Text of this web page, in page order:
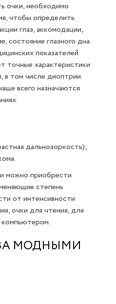
очки, необходимо
чтобы определить
глаз, аккомодации,
состояние глазного дна.
показателей
точные характеристики
в том числе диоптрии.
всего назначаются
дальнозоркость);
можно приобрести
степень
от интенсивности
очки для чтения, для
МОДНЫМИ